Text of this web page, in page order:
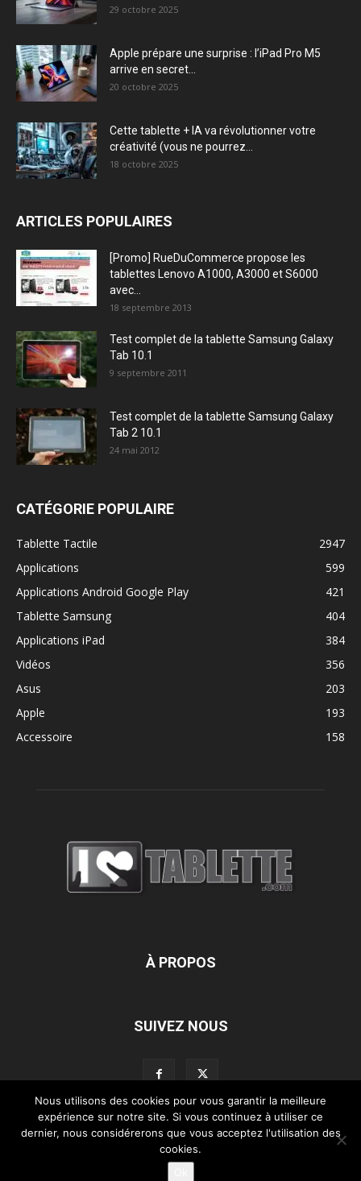
29 octobre 2025
Apple prépare une surprise : l’iPad Pro M5
arrive en secret...
20 octobre 2025
Cette tablette + IA va révolutionner votre
créativité (vous ne pourrez...
18 octobre 2025
ARTICLES POPULAIRES
[Promo] RueDuCommerce propose les
tablettes Lenovo A1000, A3000 et S6000
avec...
18 septembre 2013
Test complet de la tablette Samsung Galaxy
Tab 10.1
9 septembre 2011
Test complet de la tablette Samsung Galaxy
Tab 2 10.1
24 mai 2012
CATÉGORIE POPULAIRE
Tablette Tactile
2947
Applications
599
Applications Android Google Play
421
Tablette Samsung
404
Applications iPad
384
Vidéos
356
Asus
203
Apple
193
Accessoire
158
À PROPOS
SUIVEZ NOUS
L’équipe d’iLoveTablette.com Contactez-nous
Nos partenaires
Mentions légales
Nous utilisons des cookies pour vous garantir la meilleure
expérience sur notre site. Si vous continuez à utiliser ce
dernier, nous considérerons que vous acceptez l'utilisation des
cookies.